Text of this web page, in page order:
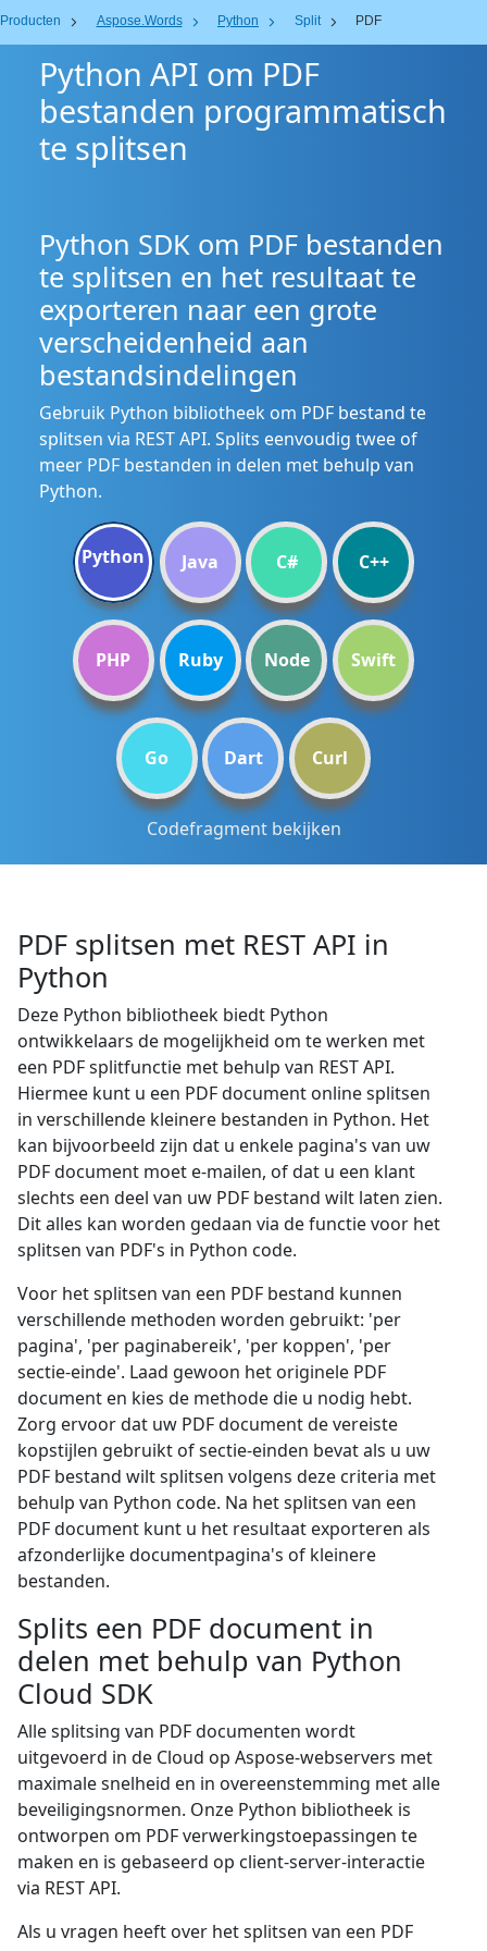
Producten Aspose.Words Python Split PDF
Python API om PDF
bestanden programmatisch
te splitsen
Python SDK om PDF bestanden
te splitsen en het resultaat te
exporteren naar een grote
verscheidenheid aan
bestandsindelingen
Gebruik Python bibliotheek om PDF bestand te
splitsen via REST API. Splits eenvoudig twee of
meer PDF bestanden in delen met behulp van
Python.
Python Java C# C++
PHP Ruby Node Swift
Go Dart Curl
Codefragment bekijken
PDF splitsen met REST API in
Python
Deze Python bibliotheek biedt Python
ontwikkelaars de mogelijkheid om te werken met
een PDF splitfunctie met behulp van REST API.
Hiermee kunt u een PDF document online splitsen
in verschillende kleinere bestanden in Python. Het
kan bijvoorbeeld zijn dat u enkele pagina's van uw
PDF document moet e-mailen, of dat u een klant
slechts een deel van uw PDF bestand wilt laten zien.
Dit alles kan worden gedaan via de functie voor het
splitsen van PDF's in Python code.
Voor het splitsen van een PDF bestand kunnen
verschillende methoden worden gebruikt: 'per
pagina', 'per paginabereik', 'per koppen', 'per
sectie-einde'. Laad gewoon het originele PDF
document en kies de methode die u nodig hebt.
Zorg ervoor dat uw PDF document de vereiste
kopstijlen gebruikt of sectie-einden bevat als u uw
PDF bestand wilt splitsen volgens deze criteria met
behulp van Python code. Na het splitsen van een
PDF document kunt u het resultaat exporteren als
afzonderlijke documentpagina's of kleinere
bestanden.
Splits een PDF document in
delen met behulp van Python
Cloud SDK
Alle splitsing van PDF documenten wordt
uitgevoerd in de Cloud op Aspose-webservers met
maximale snelheid en in overeenstemming met alle
beveiligingsnormen. Onze Python bibliotheek is
ontworpen om PDF verwerkingstoepassingen te
maken en is gebaseerd op client-server-interactie
via REST API.
Als u vragen heeft over het splitsen van een PDF